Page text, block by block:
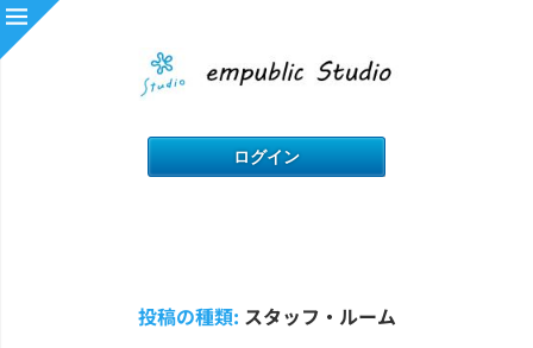
投稿の種類: スタッフ・ルーム